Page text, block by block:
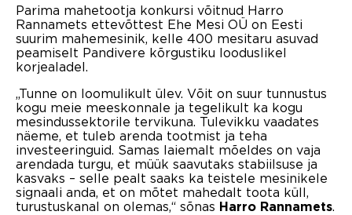
Parima mahetootja konkursi võitnud Harro
Rannamets ettevõttest Ehe Mesi OÜ on Eesti
suurim mahemesinik, kelle 400 mesitaru asuvad
peamiselt Pandivere kõrgustiku looduslikel
korjealadel.
„Tunne on loomulikult ülev. Võit on suur tunnustus
kogu meie meeskonnale ja tegelikult ka kogu
mesindussektorile tervikuna. Tulevikku vaadates
näeme, et tuleb arenda tootmist ja teha
investeeringuid. Samas laiemalt mõeldes on vaja
arendada turgu, et müük saavutaks stabiilsuse ja
kasvaks – selle pealt saaks ka teistele mesinikele
signaali anda, et on mõtet mahedalt toota küll,
turustuskanal on olemas,“ sõnas Harro Rannamets.